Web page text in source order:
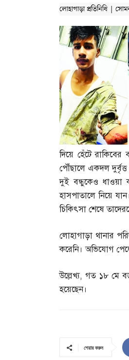
লোহাগাড়া প্রতিনিধি |
দিয়ে হেঁটে
পৌঁছালে একদল
দুই বন্ধুকেও ধাওয়া
হাসপাতালে নিয়ে
চিকিৎসা শেষে
লোহাগাড়া থানার
করেনি। অভিযোগ
উল্লেখ্য, গত ১৮ মে
হয়েছেন।
শেয়ার করুন